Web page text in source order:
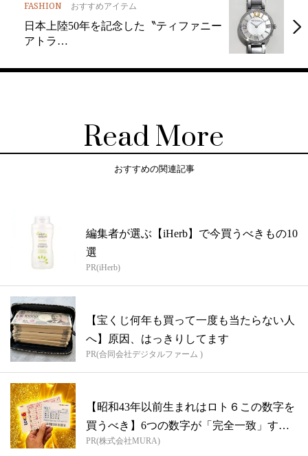
FASHION おすすめアイテム
日本上陸50年を記念した〝ティファニー
アトラ…
Read More
おすすめの関連記事
編集者が選ぶ【iHerb】で今買うべきもの10
選
PR(iHerb)
【宝くじ何年も買って一度も当たらない人
へ】原因、はっきりしてます
PR(合同会社デジタルファーム )
【昭和43年以前生まれはロト６この数字を
買うべき】6つの数字が「完全一致」する
方...
PR(株式会社MURA)